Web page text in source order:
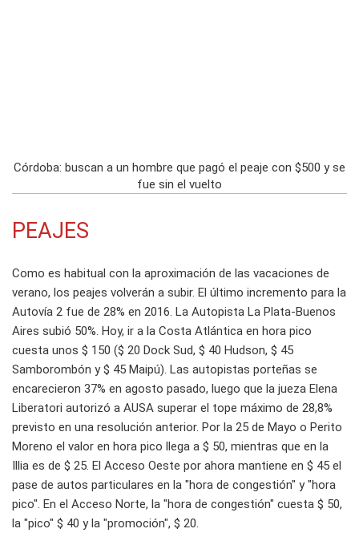
Córdoba: buscan a un hombre que pagó el peaje con $500 y se
fue sin el vuelto
PEAJES
Como es habitual con la aproximación de las vacaciones de
verano, los peajes volverán a subir. El último incremento para la
Autovía 2 fue de 28% en 2016. La Autopista La Plata-Buenos
Aires subió 50%. Hoy, ir a la Costa Atlántica en hora pico
cuesta unos $ 150 ($ 20 Dock Sud, $ 40 Hudson, $ 45
Samborombón y $ 45 Maipú). Las autopistas porteñas se
encarecieron 37% en agosto pasado, luego que la jueza Elena
Liberatori autorizó a AUSA superar el tope máximo de 28,8%
previsto en una resolución anterior. Por la 25 de Mayo o Perito
Moreno el valor en hora pico llega a $ 50, mientras que en la
Illia es de $ 25. El Acceso Oeste por ahora mantiene en $ 45 el
pase de autos particulares en la "hora de congestión" y "hora
pico". En el Acceso Norte, la "hora de congestión" cuesta $ 50,
la "pico" $ 40 y la "promoción", $ 20.